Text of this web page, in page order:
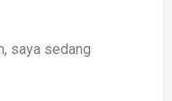
saya sedang